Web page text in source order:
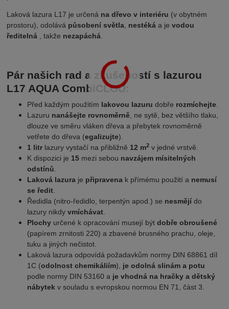
Laková lazura L17 je určená na dřevo v interiéru (v obytném
prostoru), odolává působení světla, nestékáa jevodou
ředitelná , takže nezapáchá.
Pár našich rad a zkušeností s lazurou
L17 AQUA CombiCLOU:
Před každým použitím lakovou lazurudobře rozmíchejte.
Lazuru nanášejte rovnoměrně, ne sytě, bez většího tlaku,
dlouze ve směru vláken dřeva a přebytek rovnoměrně
vetřete do dřeva (egalizujte).
1 litr lazury vystačí na přibližně 12 m2 v jedné vrstvě.
K dispozici je 15 mezi sebou navzájem mísitelných
odstínů.
Laková lazura je připravena k přímému použití a nemusí
se ředit.
Ředidla (nitro-ředidlo, terpentýn apod.) se nesmějído
lazury nikdyvmíchávat.
Plochy určené k opracování musejí býtdobře obroušené
(papírem zrnitosti 220) a zbavené brusného prachu, oleje,
tuku a jiných nečistot.
Laková lazura odpovídá požadavkům normy DIN 68861 díl
1C (odolnost chemikáliím), je odolná slinám a potu
podle normy DIN 53160 a je vhodná na hračky a dětský
nábytek v souladu s evropskou normou EN 71, část 3.